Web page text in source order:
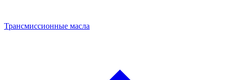
Трансмиссионные масла